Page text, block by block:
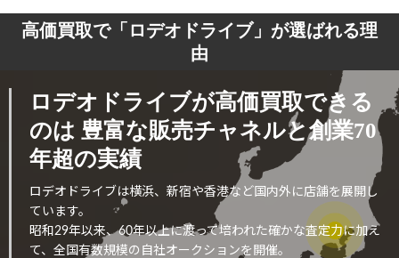
高価買取で「ロデオドライブ」が選ばれる理
由
ロデオドライブが高価買取できる
のは 豊富な販売チャネルと創業70
年超の実績
ロデオドライブは横浜、新宿や香港など国内外に店舗を展開し
ています。
昭和29年以来、60年以上に渡って培われた確かな査定力に加え
て、全国有数規模の自社オークションを開催。